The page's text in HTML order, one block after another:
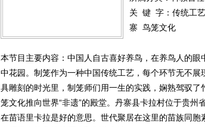
关 键 字： 传统工艺
寨 鸟笼文化
本节目主要内容：中国人自古喜好养鸟，在养鸟人的
中花园。制笼作为一种中国传统工艺，每个环节无不
具雕刻的时光里，制笼师们用一生的实践，娴熟驾驭
笼文化推向世界“非遗”的殿堂。丹寨县卡拉村位于贵州
在苗语里卡拉是好的意思。世代聚居在这里的苗族同